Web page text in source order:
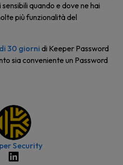
quando e dove ne hai
più funzionalità del
30 giornidi Keeper Password
sia conveniente un Password
Security